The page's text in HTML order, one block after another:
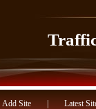
Add Site Latest